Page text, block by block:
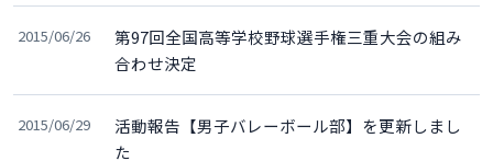
2015/06/26
第97回全国高等学校野球選手権三重大会の組み
合わせ決定
2015/06/29
活動報告【男子バレーボール部】を更新しまし
た